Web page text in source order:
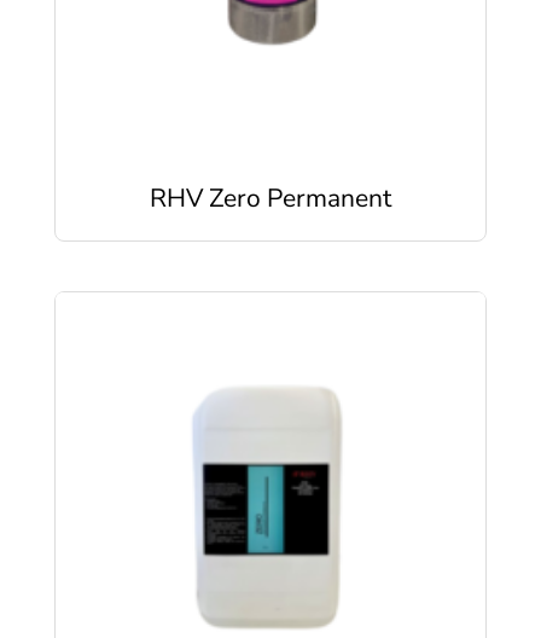
RHV Zero Permanent